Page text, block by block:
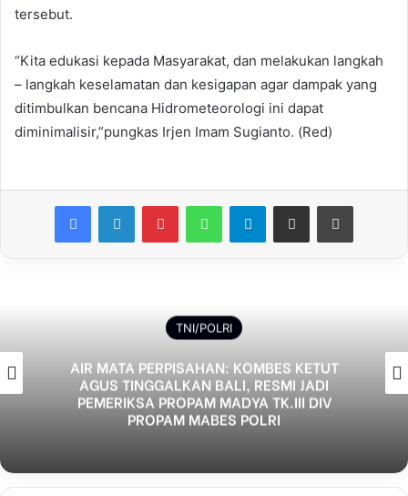
tersebut.
“Kita edukasi kepada Masyarakat, dan melakukan langkah
– langkah keselamatan dan kesigapan agar dampak yang
ditimbulkan bencana Hidrometeorologi ini dapat
diminimalisir,”pungkas Irjen Imam Sugianto. (Red)
Telegram
TNI/POLRI
AIR MATA PERPISAHAN: KOMBES KETUT
AGUS TINGGALKAN BALI, RESMI JADI
PEMERIKSA PROPAM MADYA TK.III DIV
PROPAM MABES POLRI